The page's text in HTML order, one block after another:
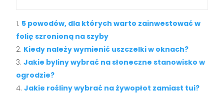
5 powodów, dla których warto zainwestować w
folię szronioną na szyby
Kiedy należy wymienić uszczelki w oknach?
Jakie byliny wybrać na słoneczne stanowisko w
ogrodzie?
Jakie rośliny wybrać na żywopłot zamiast tui?